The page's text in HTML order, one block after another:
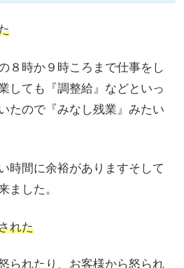
８時か９時ころまで仕事をし
しても『調整給』などといっ
たので『みなし残業』みたい
時間に余裕がありますそして
ました。
れた
られたり、お客様から怒られ